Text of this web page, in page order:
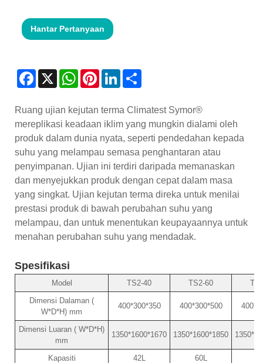
Hantar Pertanyaan
Facebook
X WhatsAppPinterestLinkedIn
Ruang ujian kejutan terma Climatest Symor®
mereplikasi keadaan iklim yang mungkin dialami oleh
produk dalam dunia nyata, seperti pendedahan kepada
suhu yang melampau semasa penghantaran atau
penyimpanan. Ujian ini terdiri daripada memanaskan
dan menyejukkan produk dengan cepat dalam masa
yang singkat. Ujian kejutan terma direka untuk menilai
prestasi produk di bawah perubahan suhu yang
melampau, dan untuk menentukan keupayaannya untuk
menahan perubahan suhu yang mendadak.
Spesifikasi
Model TS2-40 TS2-60
Dimensi Dalaman (
W*D*H) mm
400*300*350 400*300*500
Dimensi Luaran ( W*D*H)
mm
1350*1600*1670 1350*1600*1850
Kapasiti 42L 60L